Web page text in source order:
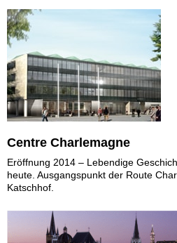
Centre Charlemagne
Eröffnung 2014 – Lebendige
heute. Ausgangspunkt der Route
Katschhof.